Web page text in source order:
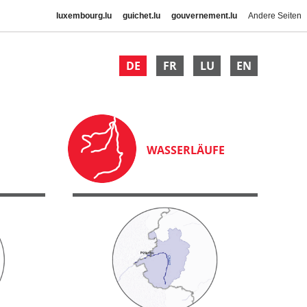
luxembourg.lu guichet.lu gouvernement.lu Andere Seiten
DE FR LU EN
WASSERLÄUFE